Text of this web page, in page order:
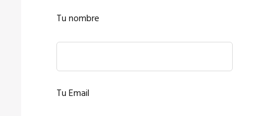
Tu nombre
Tu Email